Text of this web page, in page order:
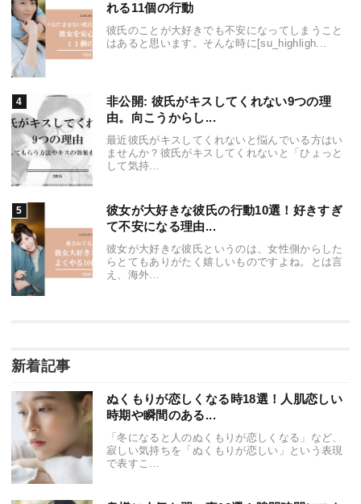
れる11個の行動
彼氏のことが大好きでも不安になってしまうこと
はあると思います。そんな時に[su_highligh...
非公開: 彼氏がキスしてくれない9つの理
由。向こうからし...
最近彼氏がキスしてくれないと悩んでいる方はい
ませんか？彼氏がキスしてくれないと「ひょっと
して気持...
彼女が大好きな彼氏の行動10選！好きすぎ
て不安になる理由...
彼女が大好きな彼氏というのは、女性側からした
らとてもありがたく嬉しいものですよね。とは言
え、海外...
新着記事
ぬくもりが恋しくなる時18選！人肌恋しい
時期や瞬間のある...
「冬になると人のぬくもりが恋しくなる」など、
寂しい気持ちを「ぬくもりが恋しい」という表現
で表すこ...